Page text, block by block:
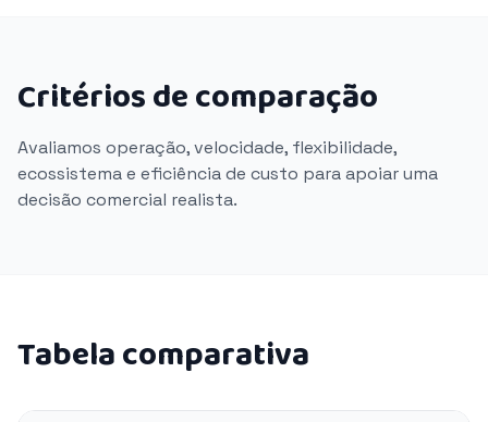
Critérios de comparação
Avaliamos operação, velocidade, flexibilidade,
ecossistema e eficiência de custo para apoiar uma
decisão comercial realista.
Tabela comparativa